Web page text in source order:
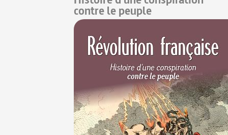
contre le peuple